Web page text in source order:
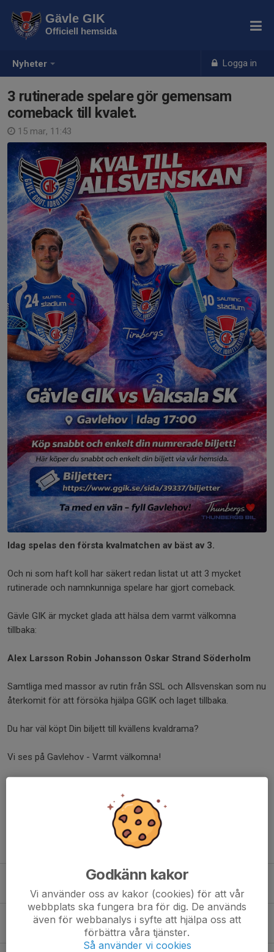
Nyheter Logga in
Gävle GIK
Officiell hemsida
3 rutinerade spelare gör gemensam
comeback till kvalet.
15 mar, 11:43
Idag spelas den första kvalmatchen av bäst av 3.
Och ni som haft koll har säkert redan listat ut att 3 mycket
rutinerade och namnkunniga spelare har gjort comeback.
Gävle GIK är mycket glada att hälsa dem varmt välkomna
tillbaka:
Alex Larsson Robin Johansson Oskar Strand Söderholm
Samtliga med massor av rutin från SSL och Allsvenskan som nu
återkomit för att försöka hjälpa GGIK och laget tillbaka.
Du har väl köpt Din biljett till kvällens kvaldrama?
Vi ses på Gavlehov - Varmt välkomna!
Gävle GIK önskar Er alla en trevlig sommar!
15 jun, 23:10
9 jun, 12:15
Godkänn kakor
Vi använder oss av kakor (cookies) för att vår
webbplats ska fungera bra för dig. De används
även för webbanalys i syfte att hjälpa oss att
förbättra våra tjänster.
Så använder vi cookies